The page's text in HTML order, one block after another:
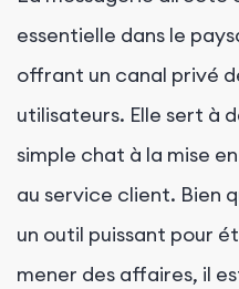
essentielle dans le
offrant un canal privé
utilisateurs. Elle sert à
simple chat à la mise
au service client. Bien
un outil puissant pour
mener des affaires, il